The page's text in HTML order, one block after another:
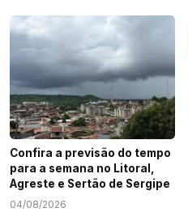
Confira a previsão do tempo
para a semana no Litoral,
Agreste e Sertão de Sergipe
04/08/2026